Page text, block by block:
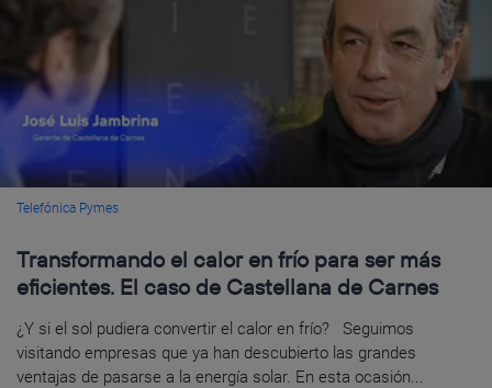
Telefónica Pymes
Transformando el calor en frío para ser más
eficientes. El caso de Castellana de Carnes
¿Y si el sol pudiera convertir el calor en frío? Seguimos
visitando empresas que ya han descubierto las grandes
ventajas de pasarse a la energía solar. En esta ocasión...